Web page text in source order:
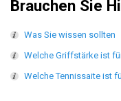
Brauchen Sie
Was Sie wissen sollten
Welche Griffstärke ist
Welche Tennissaite ist